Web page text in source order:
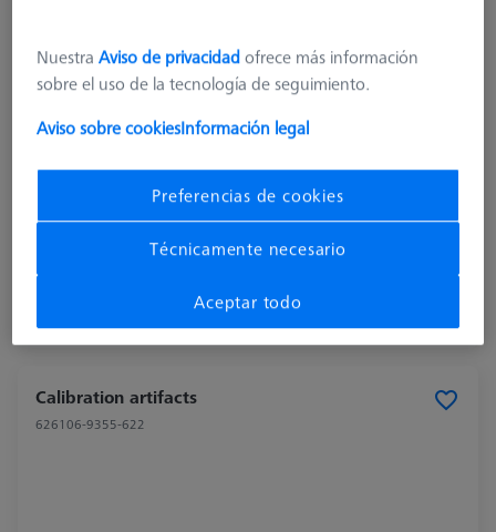
Check
3.120,00 €
Calibration artifacts
626106-9355-622
NuestraAviso de privacidadofrece más información
sobre el uso de la tecnología de seguimiento.
Aviso sobre cookiesInformación legal
Preferencias de cookies
Técnicamente necesario
Aceptar todo